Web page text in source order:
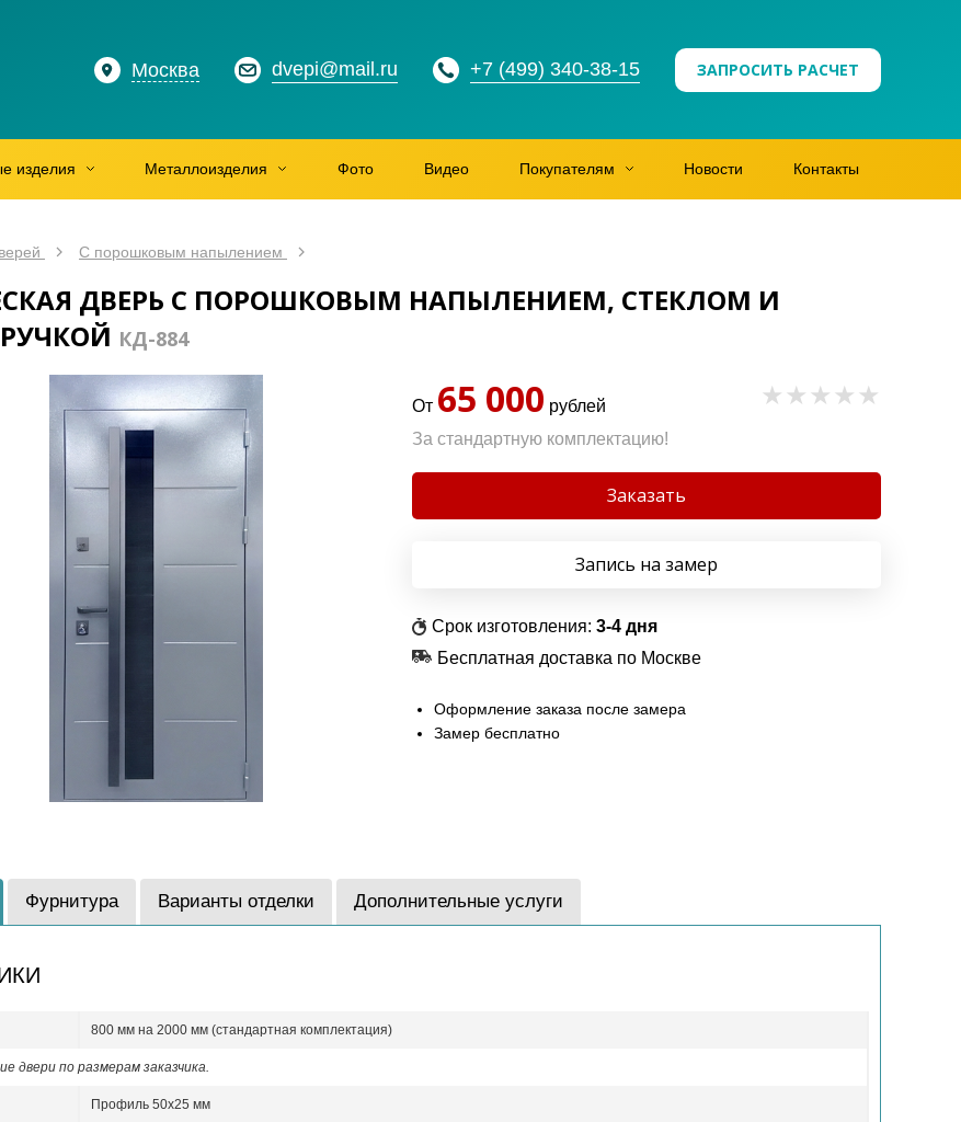
Москва dvepi@mail.ru +7 (499) 340-38-15 ЗАПРОСИТЬ РАСЧЕТ
изделия Металлоизделия Фото Видео Покупателям Новости Контакты
С порошковым напылением
ДВЕРЬ С ПОРОШКОВЫМ НАПЫЛЕНИЕМ, СТЕКЛОМ И
КД-884
От 65 000 рублей
За стандартную комплектацию!
Заказать
Запись на замер
Срок изготовления: 3-4 дня
Бесплатная доставка по Москве
Оформление заказа после замера
Замер бесплатно
Фурнитура Варианты отделки Дополнительные услуги
800 мм на 2000 мм (стандартная комплектация)
двери по размерам заказчика.
Профиль 50x25 мм